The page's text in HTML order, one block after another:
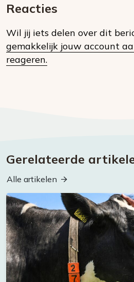
Reacties
Wil jij iets delen over dit
gemakkelijk jouw account
reageren.
Gerelateerde
Alle artikelen